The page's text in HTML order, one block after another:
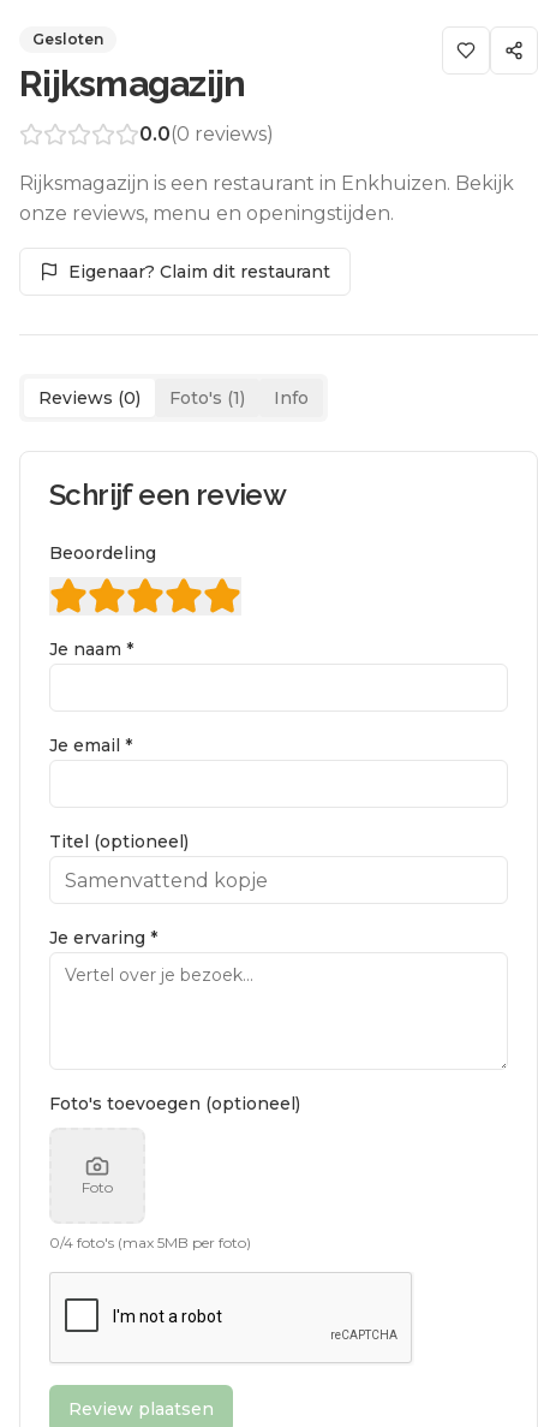
Gesloten
Rijksmagazijn
0.0(0 reviews)
Rijksmagazijn is een restaurant in Enkhuizen. Bekijk
onze reviews, menu en openingstijden.
Eigenaar? Claim dit restaurant
Reviews (0) Foto's (1) Info
Schrijf een review
Beoordeling
Je naam *
Je email *
Titel (optioneel)
Je ervaring *
Foto's toevoegen (optioneel)
Foto
0/4 foto's (max 5MB per foto)
Review plaatsen